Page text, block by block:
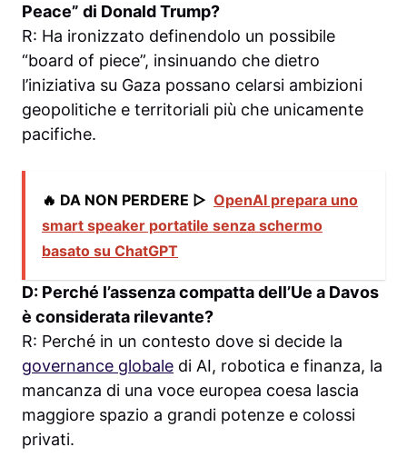
Peace” di Donald Trump?
R: Ha ironizzato definendolo un possibile
“board of piece”, insinuando che dietro
l’iniziativa su Gaza possano celarsi ambizioni
geopolitiche e territoriali più che unicamente
pacifiche.
🔥 DA NON PERDERE ▷ OpenAI prepara uno
smart speaker portatile senza schermo
basato su ChatGPT
D: Perché l’assenza compatta dell’Ue a Davos
è considerata rilevante?
R: Perché in un contesto dove si decide la
governance globale di AI, robotica e finanza, la
mancanza di una voce europea coesa lascia
maggiore spazio a grandi potenze e colossi
privati.